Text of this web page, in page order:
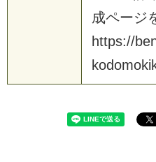
成ページ
https://be
kodomoki